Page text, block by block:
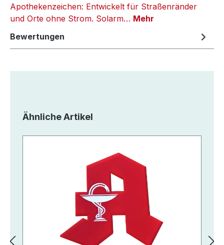
Apothekenzeichen: Entwickelt für Straßenränder
und Orte ohne Strom. Solarm… Mehr
Bewertungen
Produktgalerie überspringen
Ähnliche Artikel